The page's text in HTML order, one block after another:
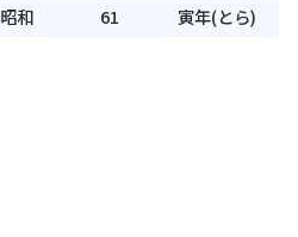
昭和 61 寅年(とら)